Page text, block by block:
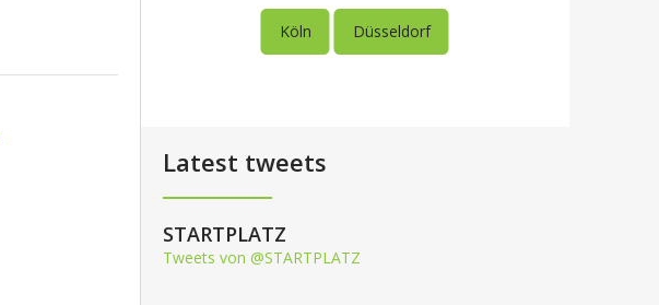
Köln Düsseldorf
Latest tweets
STARTPLATZ
Tweets von @STARTPLATZ